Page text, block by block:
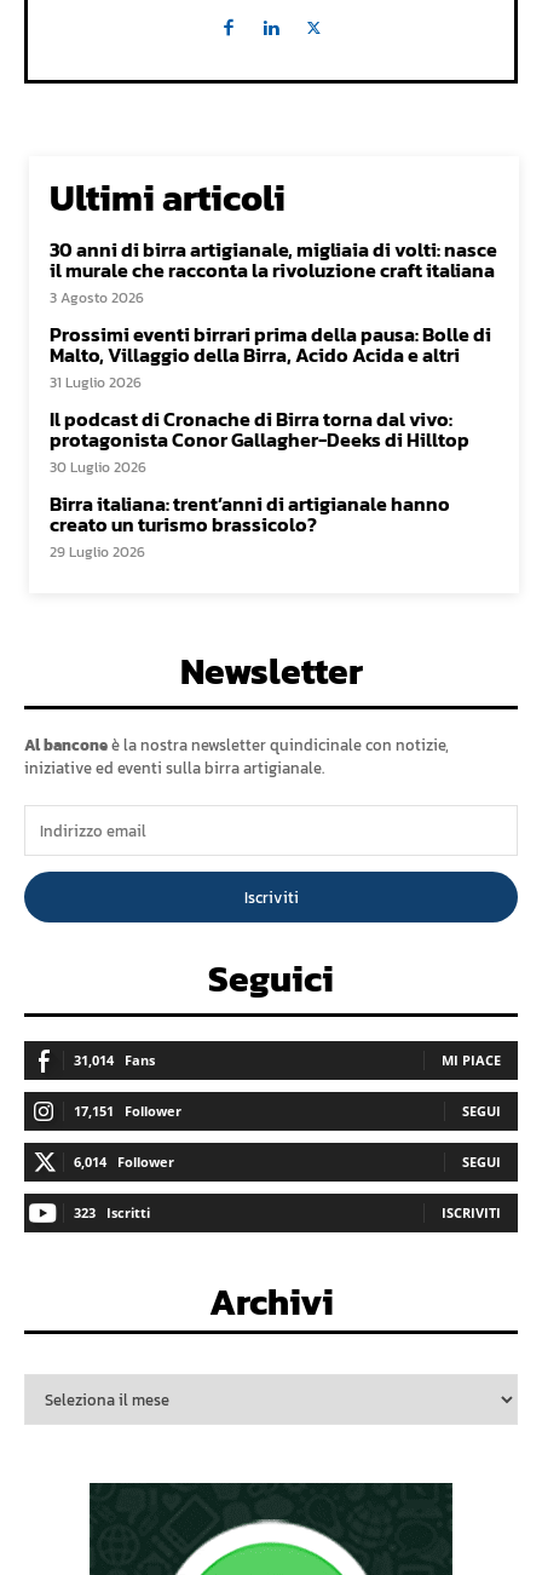
Ultimi articoli
30 anni di birra artigianale, migliaia di volti: nasce
il murale che racconta la rivoluzione craft italiana
3 Agosto 2026
Prossimi eventi birrari prima della pausa: Bolle di
Malto, Villaggio della Birra, Acido Acida e altri
31 Luglio 2026
Il podcast di Cronache di Birra torna dal vivo:
protagonista Conor Gallagher-Deeks di Hilltop
30 Luglio 2026
Birra italiana: trent’anni di artigianale hanno
creato un turismo brassicolo?
29 Luglio 2026
Newsletter
Al banconeè la nostra newsletter quindicinale con notizie,
iniziative ed eventi sulla birra artigianale.
Iscriviti
Seguici
31,014 Fans MI PIACE
17,151 Follower SEGUI
6,014 Follower SEGUI
323 Iscritti ISCRIVITI
Archivi